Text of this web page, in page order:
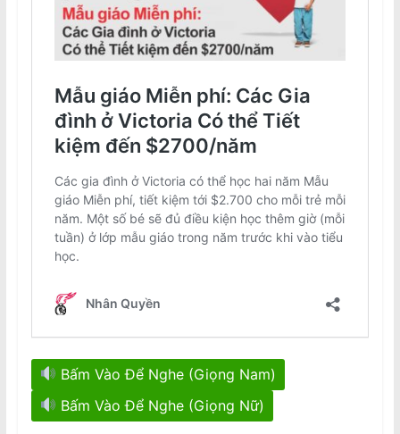
Bấm Vào Để Nghe (Giọng Nam)
Bấm Vào Để Nghe (Giọng Nữ)